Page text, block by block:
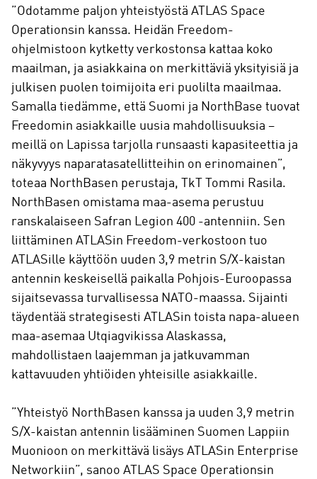
”Odotamme paljon yhteistyöstä ATLAS Space
Operationsin kanssa. Heidän Freedom-
ohjelmistoon kytketty verkostonsa kattaa koko
maailman, ja asiakkaina on merkittäviä yksityisiä ja
julkisen puolen toimijoita eri puolilta maailmaa.
Samalla tiedämme, että Suomi ja NorthBase tuovat
Freedomin asiakkaille uusia mahdollisuuksia –
meillä on Lapissa tarjolla runsaasti kapasiteettia ja
näkyvyys naparatasatellitteihin on erinomainen”,
toteaa NorthBasen perustaja, TkT Tommi Rasila.
NorthBasen omistama maa-asema perustuu
ranskalaiseen Safran Legion 400 -antenniin. Sen
liittäminen ATLASin Freedom-verkostoon tuo
ATLASille käyttöön uuden 3,9 metrin S/X-kaistan
antennin keskeisellä paikalla Pohjois-Euroopassa
sijaitsevassa turvallisessa NATO-maassa. Sijainti
täydentää strategisesti ATLASin toista napa-alueen
maa-asemaa Utqiagvikissa Alaskassa,
mahdollistaen laajemman ja jatkuvamman
kattavuuden yhtiöiden yhteisille asiakkaille.
”Yhteistyö NorthBasen kanssa ja uuden 3,9 metrin
S/X-kaistan antennin lisääminen Suomen Lappiin
Muonioon on merkittävä lisäys ATLASin Enterprise
Networkiin”, sanoo ATLAS Space Operationsin